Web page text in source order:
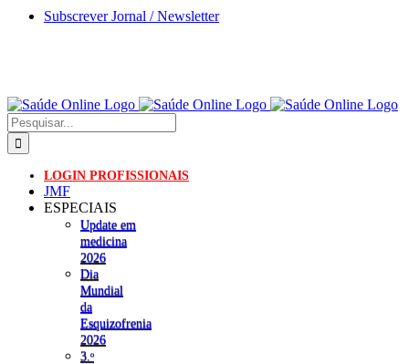
Skip
Subscrever Jornal / Newsletter
Pesquisar
LOGIN PROFISSIONAIS
JMF
ESPECIAIS
Update em
medicina
2026
Dia
Mundial
da
Esquizofrenia
2026
3.ᵒ